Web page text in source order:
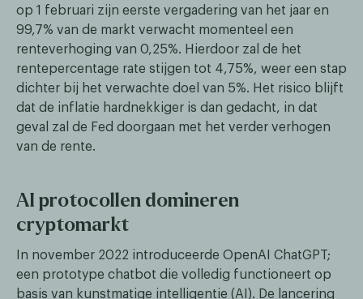
op 1 februari zijn eerste vergadering van het jaar en
99,7% van de markt verwacht momenteel een
renteverhoging van 0,25%. Hierdoor zal de het
rentepercentage rate stijgen tot 4,75%, weer een stap
dichter bij het verwachte doel van 5%. Het risico blijft
dat de inflatie hardnekkiger is dan gedacht, in dat
geval zal de Fed doorgaan met het verder verhogen
van de rente.
AI protocollen domineren
cryptomarkt
In november 2022 introduceerde OpenAI ChatGPT;
een prototype chatbot die volledig functioneert op
basis van kunstmatige intelligentie (AI). De lancering